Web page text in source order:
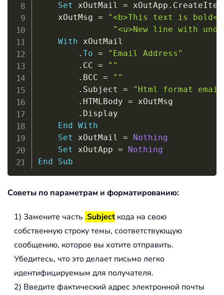
Set xOutMail = xOutApp . CreateItem
    xOutMsg
=
"<b>This text is bold</
"<u>New line with
With xOutMail
. To =
"Email Address"
. CC =
""
. BCC =
""
. Subject =
"Html format
. HTMLBody = xOutMsg
. Display
End
With
Set xOutMail =
Nothing
Set xOutApp =
Nothing
End
Sub
Советы по параметрам и форматированию:
1) Замените часть .Subjectкода на свою
собственную строку темы, соответствующую
сообщению, которое вы хотите отправить.
Убедитесь, что это делает письмо легко
идентифицируемым для получателя.
2) Введите фактический адрес электронной почты